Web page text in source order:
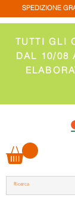
SPEDIZIONE
TUTTI GLI
DAL 10/08